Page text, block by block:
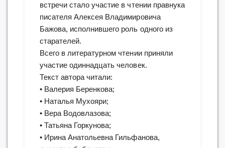
встречи стало участие в чтении правнука
писателя Алексея Владимировича
Бажова, исполнившего роль одного из
старателей.
Всего в литературном чтении приняли
участие одиннадцать человек.
Текст автора читали:
• Валерия Беренкова;
• Наталья Мухояри;
• Вера Водовлазова;
• Татьяна Горкунова;
• Ирина Анатольевна Гильфанова,